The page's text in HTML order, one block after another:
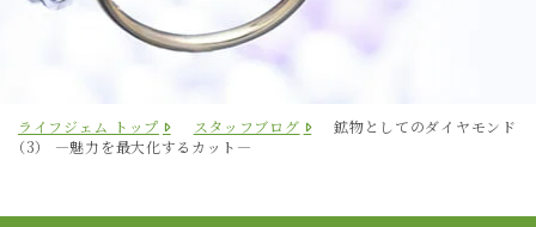
ライフジェム トップ スタッフブログ
鉱物としてのダイヤモンド
（3） ―魅力を最大化するカット―